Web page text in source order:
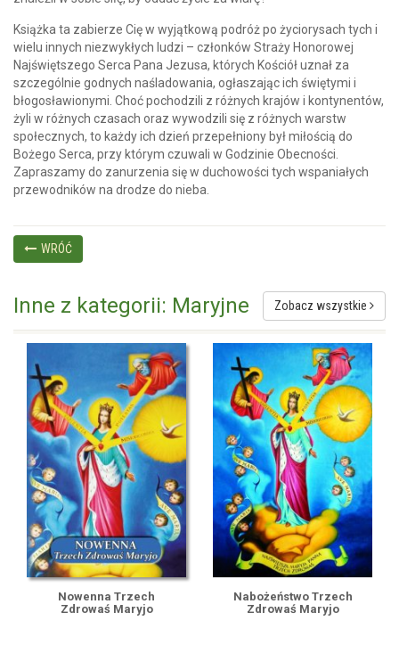
Książka ta zabierze Cię w wyjątkową podróż po życiorysach tych i
wielu innych niezwykłych ludzi – członków Straży Honorowej
Najświętszego Serca Pana Jezusa, których Kościół uznał za
szczególnie godnych naśladowania, ogłaszając ich świętymi i
błogosławionymi. Choć pochodzili z różnych krajów i kontynentów,
żyli w różnych czasach oraz wywodzili się z różnych warstw
społecznych, to każdy ich dzień przepełniony był miłością do
Bożego Serca, przy którym czuwali w Godzinie Obecności.
Zapraszamy do zanurzenia się w duchowości tych wspaniałych
przewodników na drodze do nieba.
WRÓĆ
Zobacz wszystkie
Inne z kategorii: Maryjne
Nowenna Trzech
Zdrowaś Maryjo
Nabożeństwo Trzech
Zdrowaś Maryjo